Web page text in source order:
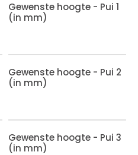
Gewenste hoogte - Pui 1
(in mm)
Gewenste hoogte - Pui 2
(in mm)
Gewenste hoogte - Pui 3
(in mm)